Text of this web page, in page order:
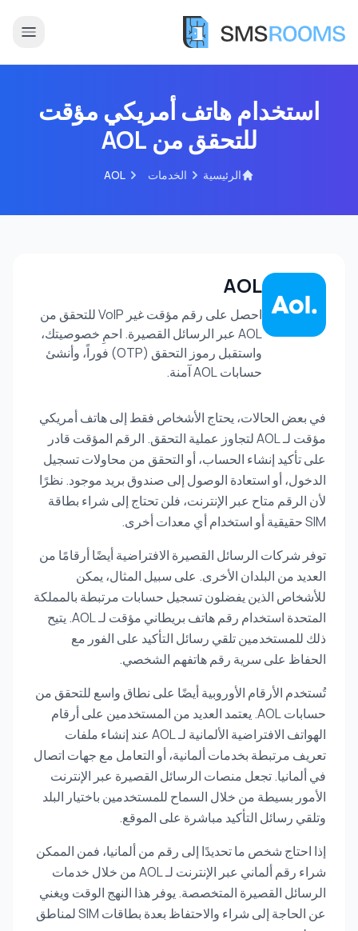
استخدام هاتف أمريكي مؤقت
للتحقق من AOL
الرئيسية الخدمات AOL
AOL
احصل على رقم مؤقت غير VoIP للتحقق من
AOL عبر الرسائل القصيرة. احمِ خصوصيتك،
واستقبل رموز التحقق (OTP) فوراً، وأنشئ
حسابات AOL آمنة.
في بعض الحالات، يحتاج الأشخاص فقط إلى هاتف أمريكي
مؤقت لـ AOL لتجاوز عملية التحقق. الرقم المؤقت قادر
على تأكيد إنشاء الحساب، أو التحقق من محاولات تسجيل
الدخول، أو استعادة الوصول إلى صندوق بريد موجود. نظرًا
لأن الرقم متاح عبر الإنترنت، فلن تحتاج إلى شراء بطاقة
SIM حقيقية أو استخدام أي معدات أخرى.
توفر شركات الرسائل القصيرة الافتراضية أيضًا أرقامًا من
العديد من البلدان الأخرى. على سبيل المثال، يمكن
للأشخاص الذين يفضلون تسجيل حسابات مرتبطة بالمملكة
المتحدة استخدام رقم هاتف بريطاني مؤقت لـ AOL. يتيح
ذلك للمستخدمين تلقي رسائل التأكيد على الفور مع
الحفاظ على سرية رقم هاتفهم الشخصي.
تُستخدم الأرقام الأوروبية أيضًا على نطاق واسع للتحقق من
حسابات AOL. يعتمد العديد من المستخدمين على أرقام
الهواتف الافتراضية الألمانية لـ AOL عند إنشاء ملفات
تعريف مرتبطة بخدمات ألمانية، أو التعامل مع جهات اتصال
في ألمانيا. تجعل منصات الرسائل القصيرة عبر الإنترنت
الأمور بسيطة من خلال السماح للمستخدمين باختيار البلد
وتلقي رسائل التأكيد مباشرة على الموقع.
إذا احتاج شخص ما تحديدًا إلى رقم من ألمانيا، فمن الممكن
شراء رقم ألماني عبر الإنترنت لـ AOL من خلال خدمات
الرسائل القصيرة المتخصصة. يوفر هذا النهج الوقت ويغني
عن الحاجة إلى شراء والاحتفاظ بعدة بطاقات SIM لمناطق